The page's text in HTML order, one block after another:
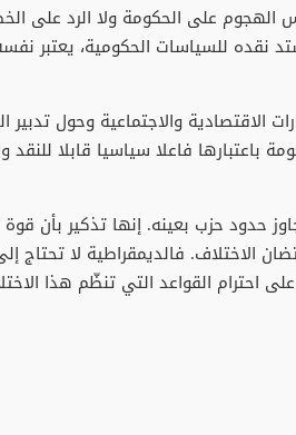
على الحكومة ولا الرد على
نقده للسياسات الحكومية، يعتبر
الاقتصادية والاجتماعية وحول
باعتبارها فاعلا سياسيا قابلا للنقد
حدود حزب بعينه. إنها تذكير بأن
الاختلاف. فالديمقراطية لا تحتاج
احترام القواعد التي تنظّم هذا